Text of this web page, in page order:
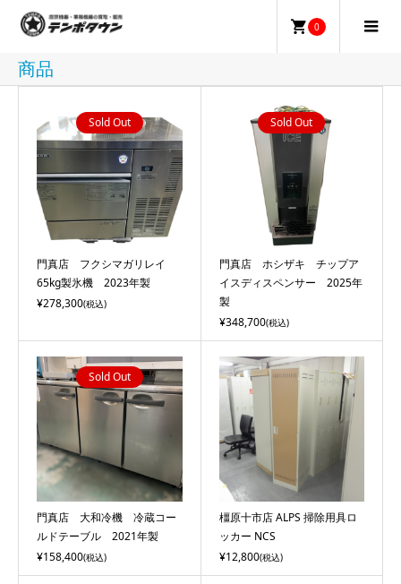
0
商品
Sold Out
門真店 フクシマガリレイ
65kg製氷機 2023年製
¥278,300(税込)
Sold Out
門真店 ホシザキ チップア
イスディスペンサー 2025年
製
¥348,700(税込)
Sold Out
門真店 大和冷機 冷蔵コー
ルドテーブル 2021年製
¥158,400(税込)
橿原十市店 ALPS 掃除用具ロ
ッカー NCS
¥12,800(税込)